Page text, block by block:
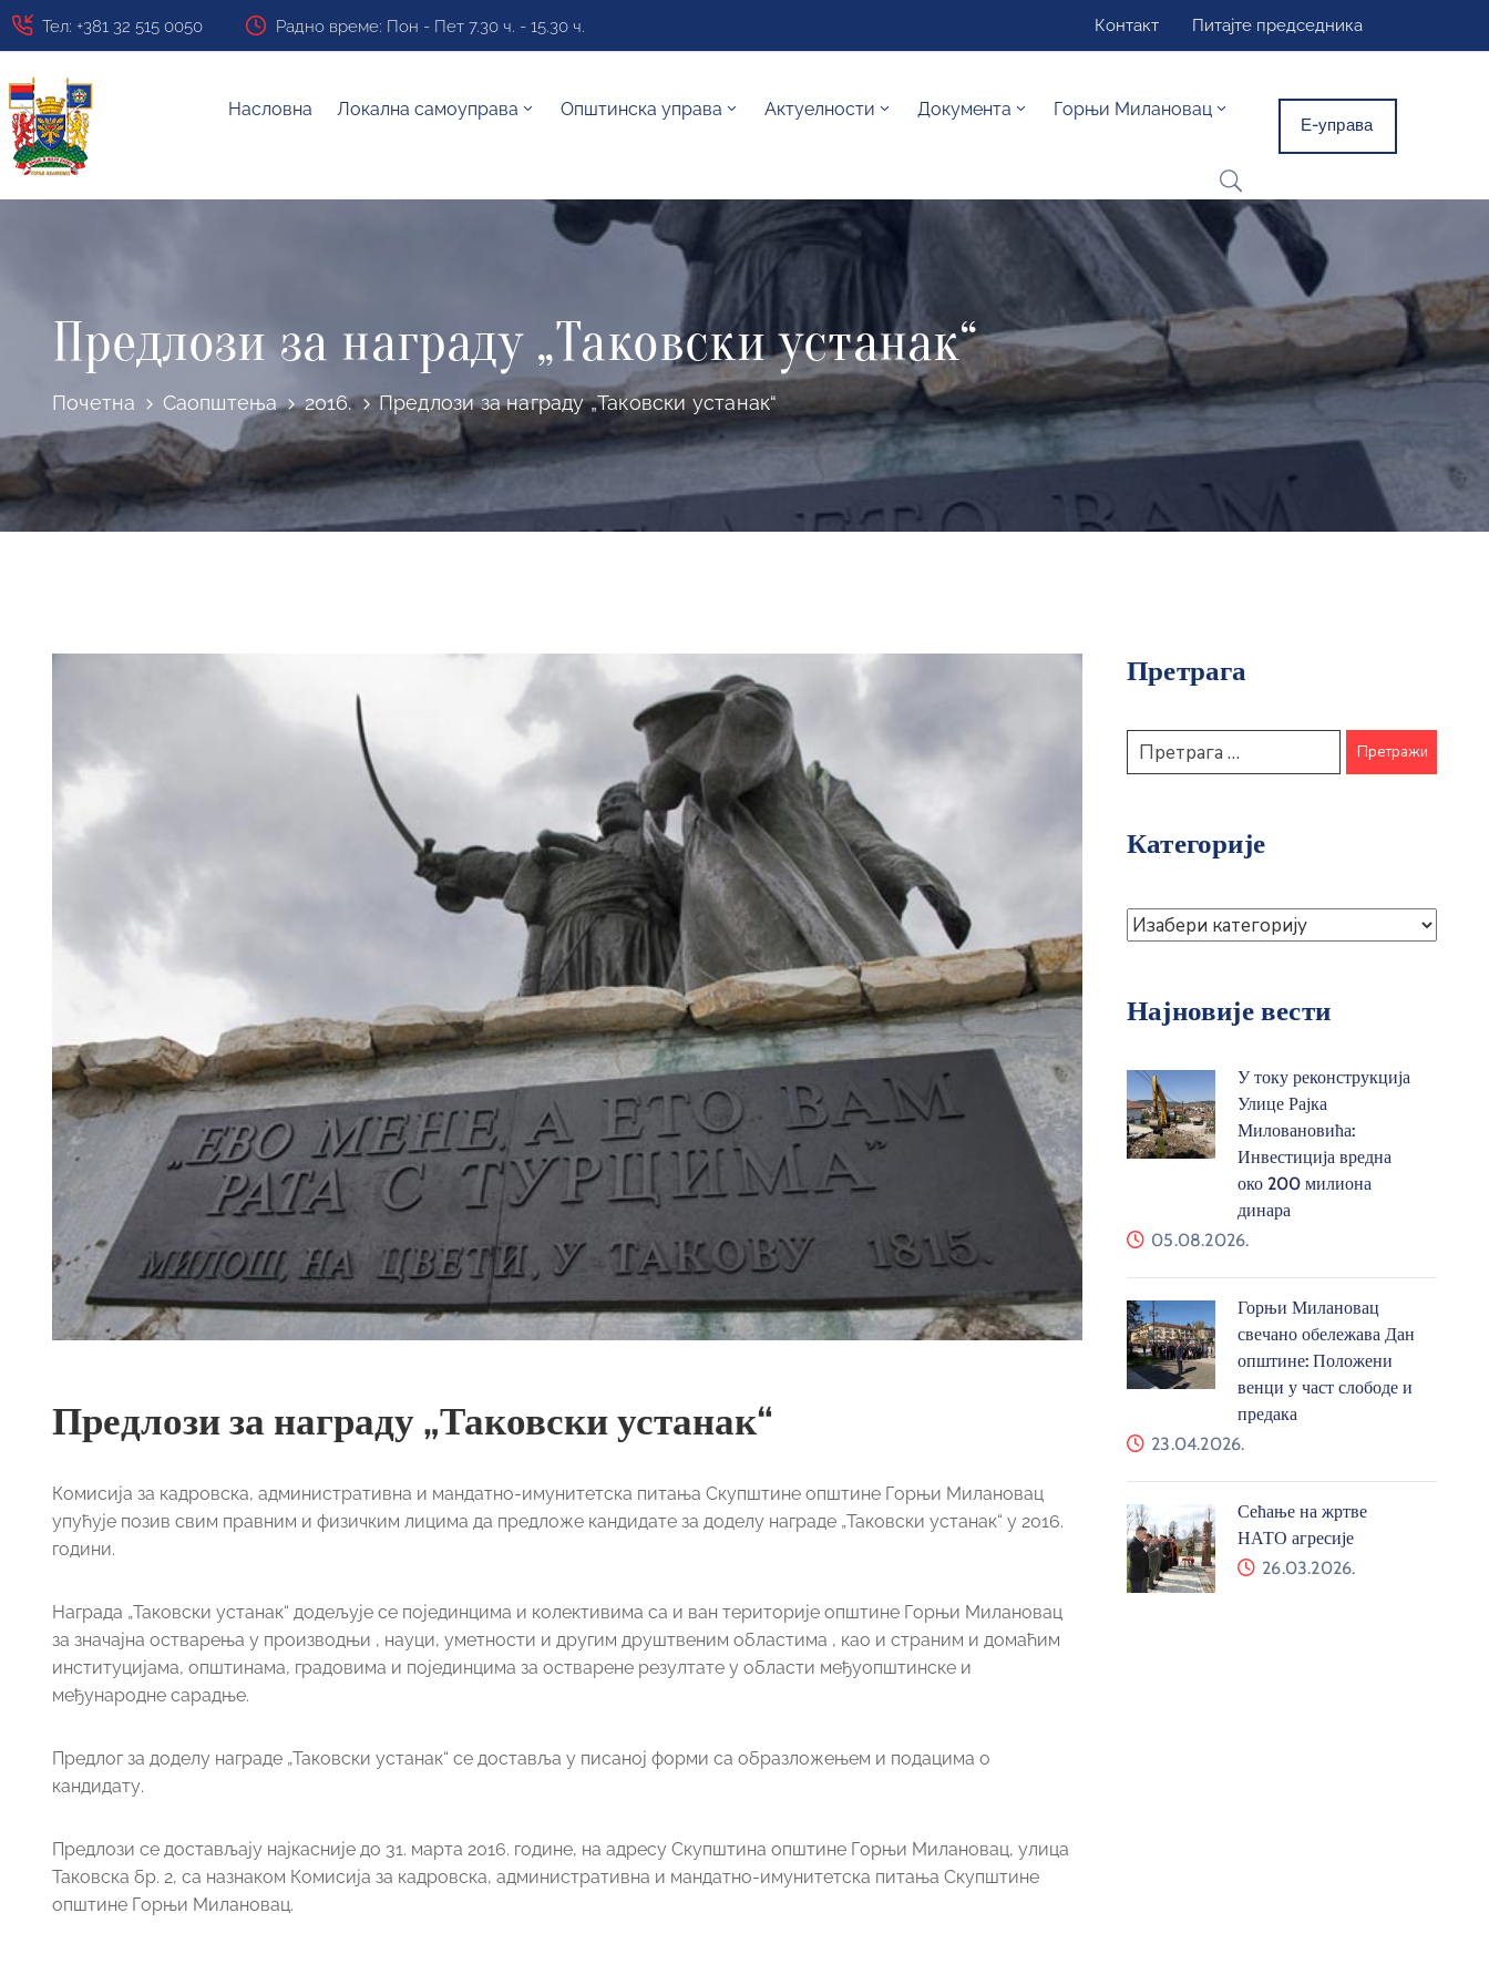
Тел: +381 32 515 0050 Радно време: Пон - Пет 7.30 ч. - 15.30 ч. Контакт Питајте председника
Насловна Локална самоуправа Општинска управа Актуелности Документа Горњи Милановац
Е-управа
Предлози за награду „Таковски устанак“
Почетна Саопштења 2016. Предлози за награду „Таковски устанак“
Предлози за награду „Таковски устанак“
Комисија за кадровска, административна и мандатно-имунитетска питања Скупштине општине Горњи Милановац
упућује позив свим правним и физичким лицима да предложе кандидате за доделу награде „Таковски устанак“ у 2016.
години.
Награда „Таковски устанак“ додељује се појединцима и колективима са и ван територије општине Горњи Милановац
за значајна остварења у производњи , науци, уметности и другим друштвеним областима , као и страним и домаћим
институцијама, општинама, градовима и појединцима за остварене резултате у области међуопштинске и
међународне сарадње.
Предлог за доделу награде „Таковски устанак“ се доставља у писаној форми са образложењем и подацима о
кандидату.
Предлози се достављају најкасније до 31. марта 2016. године, на адресу Скупштина општине Горњи Милановац, улица
Таковска бр. 2, са назнаком Комисија за кадровска, административна и мандатно-имунитетска питања Скупштине
општине Горњи Милановац.
Претрага
Категорије
Најновије вести
У току реконструкција
Улице Рајка
Миловановића:
Инвестиција вредна
око 200 милиона
динара
05.08.2026.
Горњи Милановац
свечано обележава Дан
општине: Положени
венци у част слободе и
предака
23.04.2026.
Сећање на жртве
НАТО агресије
26.03.2026.